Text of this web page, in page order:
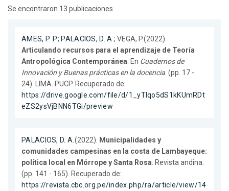
Se encontraron 13 publicaciones
AMES, P. P.; PALACIOS, D. A.; VEGA, P.(2022).
Articulando recursos para el aprendizaje de Teoría
Antropológica Contemporánea. En Cuadernos de
Innovación y Buenas prácticas en la docencia. (pp. 17 -
24). LIMA. PUCP. Recuperado de:
https://drive.google.com/file/d/1_yTlqo5dS1kKUmRDt
eZS2ysVjBNN6TGi/preview
PALACIOS, D. A.(2022). Municipalidades y
comunidades campesinas en la costa de Lambayeque:
política local en Mórrope y Santa Rosa. Revista andina.
(pp. 141 - 165). Recuperado de:
https://revista.cbc.org.pe/index.php/ra/article/view/14